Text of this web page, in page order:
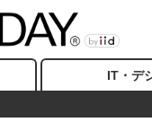
IT・デ